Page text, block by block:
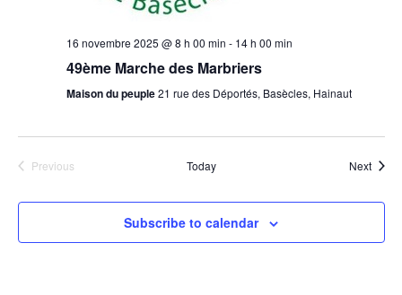
16 novembre 2025 @ 8 h 00 min - 14 h 00 min
49ème Marche des Marbriers
Maison du peuple21 rue des Déportés, Basècles, Hainaut
Previous
Today Next
Subscribe to calendar